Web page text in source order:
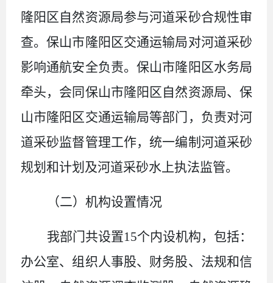
隆阳区自然资源局参与河道采砂合规性审
查。保山市隆阳区交通运输局对河道采砂
影响通航安全负责。保山市隆阳区水务局
牵头，会同保山市隆阳区自然资源局、保
山市隆阳区交通运输局等部门，负责对河
道采砂监督管理工作，统一编制河道采砂
规划和计划及河道采砂水上执法监管。
（二）机构设置情况
我部门共设置15个内设机构，包括：
办公室、组织人事股、财务股、法规和信